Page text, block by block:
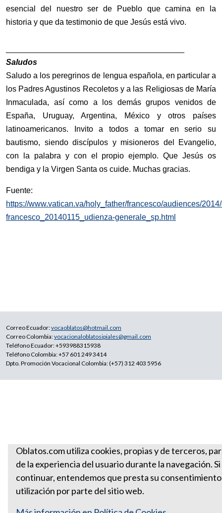
esencial del nuestro ser de Pueblo que camina en la
historia y que da testimonio de que Jesús está vivo.
Saludos
Saludo a los peregrinos de lengua española, en particular a
los Padres Agustinos Recoletos y a las Religiosas de María
Inmaculada, así como a los demás grupos venidos de
España, Uruguay, Argentina, México y otros países
latinoamericanos. Invito a todos a tomar en serio su
bautismo, siendo discípulos y misioneros del Evangelio,
con la palabra y con el propio ejemplo. Que Jesús os
bendiga y la Virgen Santa os cuide. Muchas gracias.
Fuente:
https://www.vatican.va/holy_father/francesco/audiences/
francesco_20140115_udienza-generale_sp.html
Oblatos.com utiliza cookies, propias y de terceros,
de la experiencia del usuario durante la navegación.
continuar, entendemos que presta su consentimiento
utilización por parte del sitio web.
Correo Ecuador:vocaoblatos@hotmail.com
Correo Colombia:vocacionaloblatosipiales@gmail.com
Teléfono Ecuador: +593988315938
Teléfono Colombia: +57 601 249 3414
Dpto. Promoción Vocacional Colombia: (+57) 312 403 5956